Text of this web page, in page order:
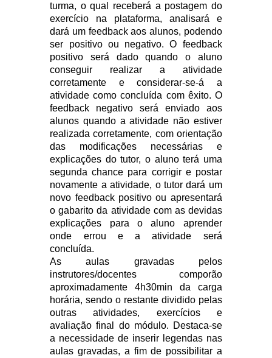
turma, o qual receberá a postagem do
exercício na plataforma, analisará e
dará um feedback aos alunos, podendo
ser positivo ou negativo. O feedback
positivo será dado quando o aluno
conseguir realizar a atividade
corretamente e considerar-se-á a
atividade como concluída com êxito. O
feedback negativo será enviado aos
alunos quando a atividade não estiver
realizada corretamente, com orientação
das modificações necessárias e
explicações do tutor, o aluno terá uma
segunda chance para corrigir e postar
novamente a atividade, o tutor dará um
novo feedback positivo ou apresentará
o gabarito da atividade com as devidas
explicações para o aluno aprender
onde errou e a atividade será
concluída.
As aulas gravadas pelos
instrutores/docentes comporão
aproximadamente 4h30min da carga
horária, sendo o restante dividido pelas
outras atividades, exercícios e
avaliação final do módulo. Destaca-se
a necessidade de inserir legendas nas
aulas gravadas, a fim de possibilitar a